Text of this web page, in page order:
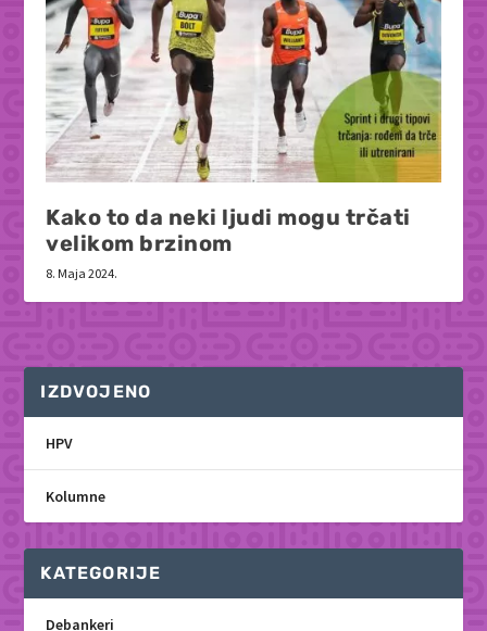
Kako to da neki ljudi mogu trčati
velikom brzinom
8. Maja 2024.
IZDVOJENO
HPV
Kolumne
KATEGORIJE
Debankeri